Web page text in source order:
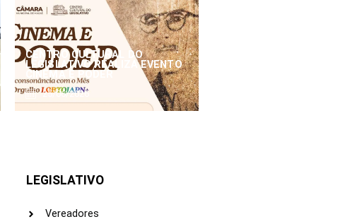
CENTRO CULTURAL DO
LEGISLATIVO REALIZA EVENTO
CINEMA E PODER
25/06/2026
LEGISLATIVO
Vereadores